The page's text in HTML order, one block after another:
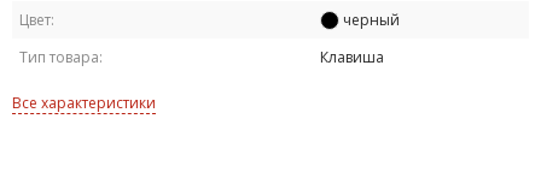
Цвет:
черный
Тип товара:
Клавиша
Все характеристики